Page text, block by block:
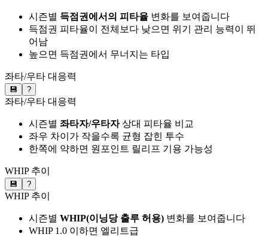
시즌별 득점권에서의 피타율 변화를 보여줍니다
득점권 피타율이 전체보다 낮으면 위기 관리 능력이 뛰
어남
높으면 득점권에서 무너지는 타입
좌타/우타 대응력
💾 ?
좌타/우타 대응력
시즌별 좌타자/우타자상대 피타율 비교
좌우 차이가 작을수록 균형 잡힌 투수
한쪽에 약하면 원포인트 릴리프 기용 가능성
WHIP 추이
💾 ?
WHIP 추이
시즌별 WHIP(이닝당 출루 허용) 변화를 보여줍니다
WHIP 1.0 이하면 엘리트급